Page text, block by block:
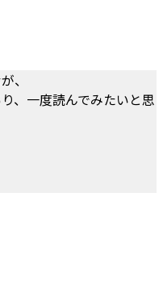
、
、一度読んでみたいと思